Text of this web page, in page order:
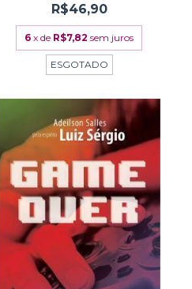
R$46,90
6 x de R$7,82 sem juros
ESGOTADO